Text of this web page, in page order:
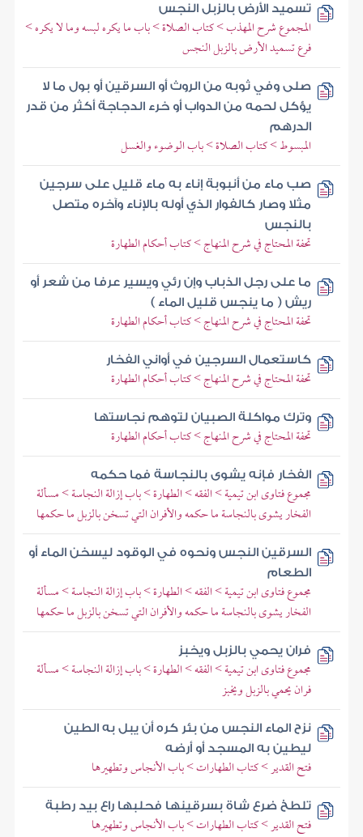
تسميد الأرض بالزبل النجس
المجموع شرح المهذب > كتاب الصلاة > باب ما يكره لبسه وما لا يكره >
فرع تسميد الأرض بالزبل النجس
صلى وفي ثوبه من الروث أو السرقين أو بول ما لا
يؤكل لحمه من الدواب أو خرء الدجاجة أكثر من قدر
الدرهم
المبسوط > كتاب الصلاة > باب الوضوء والغسل
صب ماء من أنبوبة إناء به ماء قليل على سرجين
مثلا وصار كالفوار الذي أوله بالإناء وآخره متصل
بالنجس
تحفة المحتاج في شرح المنهاج > كتاب أحكام الطهارة
ما على رجل الذباب وإن رئي ويسير عرفا من شعر أو
ريش ( ما ينجس قليل الماء )
تحفة المحتاج في شرح المنهاج > كتاب أحكام الطهارة
كاستعمال السرجين في أواني الفخار
تحفة المحتاج في شرح المنهاج > كتاب أحكام الطهارة
وترك مواكلة الصبيان لتوهم نجاستها
تحفة المحتاج في شرح المنهاج > كتاب أحكام الطهارة
الفخار فإنه يشوى بالنجاسة فما حكمه
مجموع فتاوى ابن تيمية > الفقه > الطهارة > باب إزالة النجاسة > مسألة
الفخار يشوى بالنجاسة ما حكمه والأفران التي تسخن بالزبل ما حكمها
السرقين النجس ونحوه في الوقود ليسخن الماء أو
الطعام
مجموع فتاوى ابن تيمية > الفقه > الطهارة > باب إزالة النجاسة > مسألة
الفخار يشوى بالنجاسة ما حكمه والأفران التي تسخن بالزبل ما حكمها
فران يحمي بالزبل ويخبز
مجموع فتاوى ابن تيمية > الفقه > الطهارة > باب إزالة النجاسة > مسألة
فران يحمي بالزبل ويخبز
نزح الماء النجس من بئر كره أن يبل به الطين
ليطين به المسجد أو أرضه
فتح القدير > كتاب الطهارات > باب الأنجاس وتطهيرها
تلطخ ضرع شاة بسرقينها فحلبها راع بيد رطبة
فتح القدير > كتاب الطهارات > باب الأنجاس وتطهيرها